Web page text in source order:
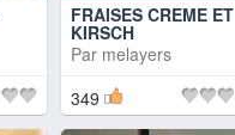
FRAISES CREME ET
KIRSCH
Par melayers
349